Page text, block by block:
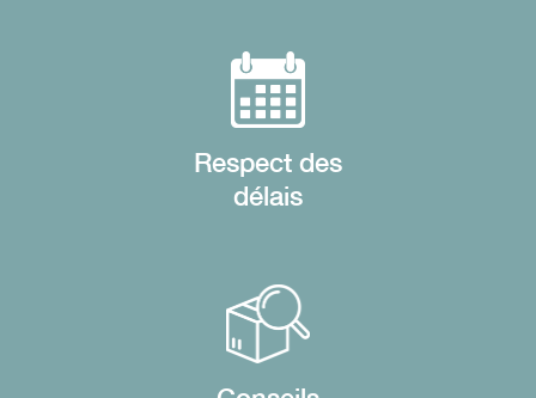
Respect des
délais